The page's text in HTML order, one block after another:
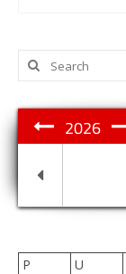
Search
for:
2026
P
U